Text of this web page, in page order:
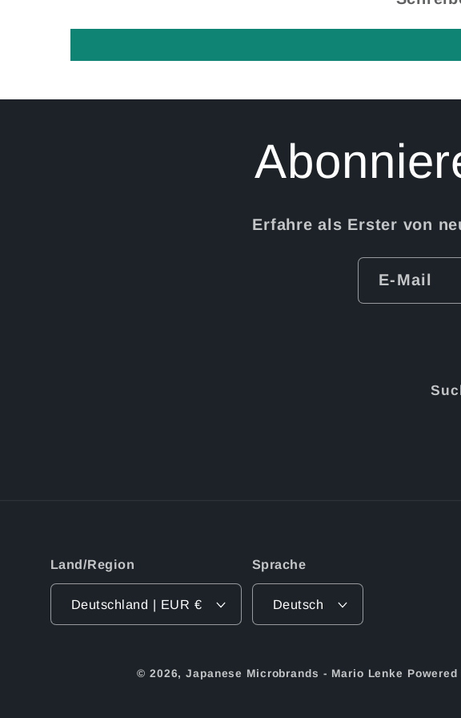
Erfahre als Erster von
E-Mail
Land/Region
Deutschland | EUR €
Sprache
Deutsch
© 2026,Japanese Microbrands - Mario Lenke